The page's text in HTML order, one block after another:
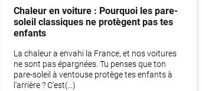
Chaleur en voiture : Pourquoi les pare-
soleil classiques ne protègent pas tes
enfants
La chaleur a envahi la France, et nos voitures
ne sont pas épargnées. Tu penses que ton
pare-soleil à ventouse protège tes enfants à
l'arrière ? C'est(...)